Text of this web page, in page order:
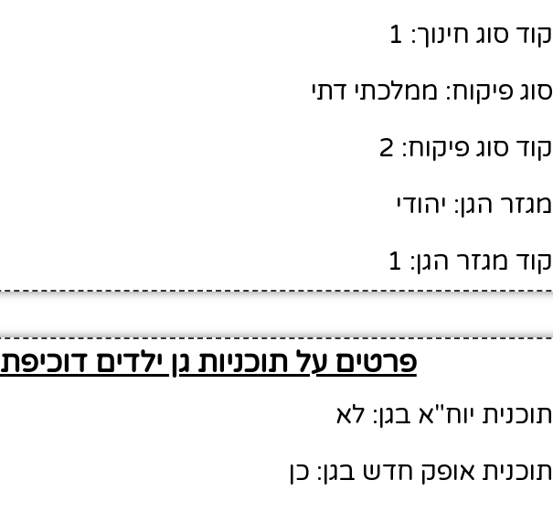
קוד סוג חינוך: 1
סוג פיקוח: ממלכתי דתי
קוד סוג פיקוח: 2
מגזר הגן: יהודי
קוד מגזר הגן: 1
פרטים על תוכניות גן ילדים דוכיפת
תוכנית יוח"א בגן: לא
תוכנית אופק חדש בגן: כן